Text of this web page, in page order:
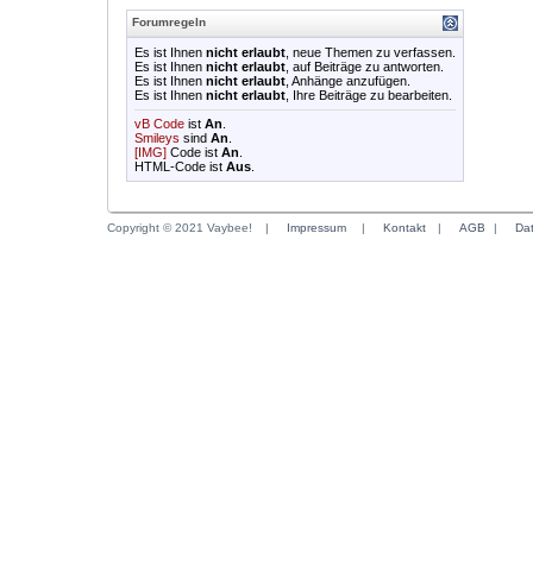
Forumregeln
Es ist Ihnen nicht erlaubt , neue Themen zu verfassen.
Es ist Ihnen nicht erlaubt , auf Beiträge zu antworten.
Es ist Ihnen nicht erlaubt , Anhänge anzufügen.
Es ist Ihnen nicht erlaubt , Ihre Beiträge zu bearbeiten.
vB Code ist An
Smileys sind An
[IMG] Code ist An
HTML-Code ist Aus
Copyright © 2021 Vaybee! | Impressum | Kontakt | AGB |